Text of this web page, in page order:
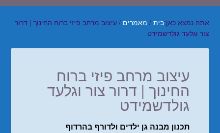
אתה נמצא כאן:בית / מאמרים / עיצוב מרחב פיזי ברוח החינוך | דרור
צור וגלעד גולדשמידט
עיצוב מרחב פיזי ברוח
החינוך | דרור צור וגלעד
גולדשמידט
תכנון מבנה גן ילדים ולדורף בהרדוף